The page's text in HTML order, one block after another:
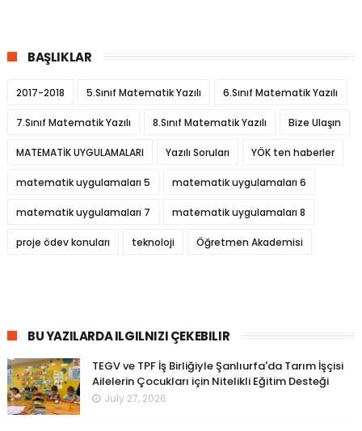
BAŞLIKLAR
2017-2018 5.Sınıf Matematik Yazılı 6.Sınıf Matematik Yazılı
7.Sınıf Matematik Yazılı 8.Sınıf Matematik Yazılı Bize Ulaşın
MATEMATİK UYGULAMALARI Yazılı Soruları YÖK ten haberler
matematik uygulamaları 5 matematik uygulamaları 6
matematik uygulamaları 7 matematik uygulamaları 8
proje ödev konuları teknoloji Öğretmen Akademisi
BU YAZILARDA ILGILNIZI ÇEKEBILIR
TEGV ve TPF İş Birliğiyle Şanlıurfa'da Tarım İşçisi
Ailelerin Çocukları için Nitelikli Eğitim Desteği
July 27, 2026